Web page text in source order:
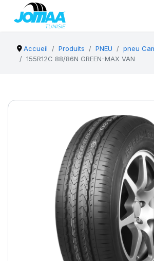
Accueil Produits PNEU
pneu
155R12C 88/86N GREEN-MAX VAN